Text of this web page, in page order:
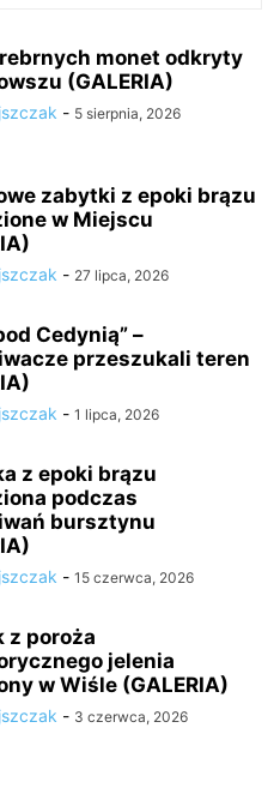
monet odkryty
(GALERIA)
- 5 sierpnia, 2026
zabytki z epoki brązu
w Miejscu
- 27 lipca, 2026
Cedynią” –
przeszukali teren
- 1 lipca, 2026
z epoki brązu
podczas
bursztynu
- 15 czerwca, 2026
z poroża
jelenia
w Wiśle (GALERIA)
- 3 czerwca, 2026